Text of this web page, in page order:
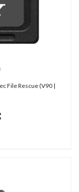
File Rescue (V90 |